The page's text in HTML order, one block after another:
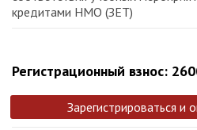
кредитами НМО (ЗЕТ)
Регистрационный взнос:
Зарегистрироваться и